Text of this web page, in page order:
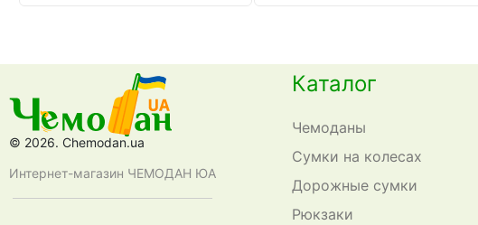
© 2026. Chemodan.ua
Интернет-магазин ЧЕМОДАН ЮА
Каталог
Чемоданы
Сумки на колесах
Дорожные сумки
Рюкзаки